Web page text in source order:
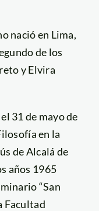
nació en Lima,
de los
y Elvira
31 de mayo de
en la
de Alcalá de
años 1965
“San
Facultad